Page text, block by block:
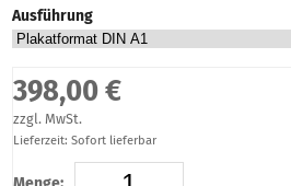
Ausführung
398,00 €
zzgl. MwSt.
Lieferzeit: Sofort lieferbar